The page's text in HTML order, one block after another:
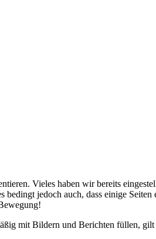
Vieles haben wir bereits
jedoch auch, dass einige
mit Bildern und Berichten füllen,